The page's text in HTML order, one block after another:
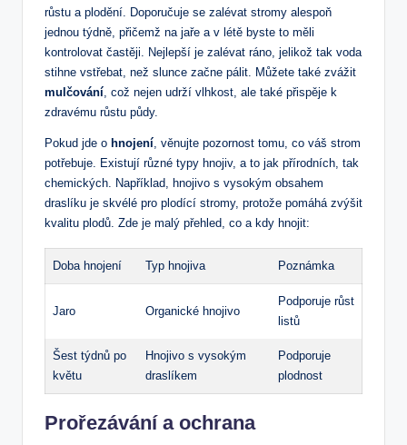
růstu a plodění. Doporučuje se zalévat stromy alespoň
jednou týdně, přičemž na jaře a v létě byste to měli
kontrolovat častěji. Nejlepší je zalévat ráno, jelikož tak voda
stihne vstřebat, než slunce začne pálit. Můžete také zvážit
mulčování , což nejen udrží vlhkost, ale také přispěje k
zdravému růstu půdy.
Pokud jde o hnojení , věnujte pozornost tomu, co váš strom
potřebuje. Existují různé typy hnojiv, a to jak přírodních, tak
chemických. Například, hnojivo s vysokým obsahem
draslíku je skvélé pro plodící stromy, protože pomáhá zvýšit
kvalitu plodů. Zde je malý přehled, co a kdy hnojit:
Doba hnojení Typ hnojiva Poznámka
Jaro Organické hnojivo
Podporuje růst
listů
Šest týdnů po
květu
Hnojivo s vysokým
draslíkem
Podporuje
plodnost
Prořezávání a ochrana